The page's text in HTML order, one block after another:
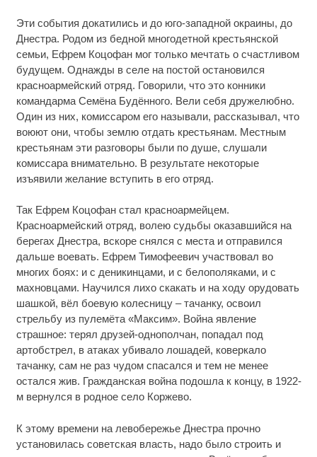
Эти события докатились и до юго-западной окраины, до
Днестра. Родом из бедной многодетной крестьянской
семьи, Ефрем Коцофан мог только мечтать о счастливом
будущем. Однажды в селе на постой остановился
красноармейский отряд. Говорили, что это конники
командарма Семёна Будённого. Вели себя дружелюбно.
Один из них, комиссаром его называли, рассказывал, что
воюют они, чтобы землю отдать крестьянам. Местным
крестьянам эти разговоры были по душе, слушали
комиссара внимательно. В результате некоторые
изъявили желание вступить в его отряд.
Так Ефрем Коцофан стал красноармейцем.
Красноармейский отряд, волею судьбы оказавшийся на
берегах Днестра, вскоре снялся с места и отправился
дальше воевать. Ефрем Тимофеевич участвовал во
многих боях: и с деникинцами, и с белополяками, и с
махновцами. Научился лихо скакать и на ходу орудовать
шашкой, вёл боевую колесницу – тачанку, освоил
стрельбу из пулемёта «Максим». Война явление
страшное: терял друзей-однополчан, попадал под
артобстрел, в атаках убивало лошадей, коверкало
тачанку, сам не раз чудом спасался и тем не менее
остался жив. Гражданская война подошла к концу, в 1922-
м вернулся в родное село Коржево.
К этому времени на левобережье Днестра прочно
установилась советская власть, надо было строить и